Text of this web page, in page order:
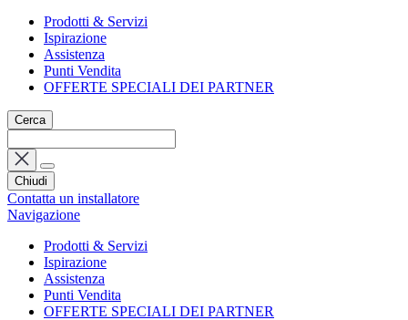
Prodotti & Servizi
Ispirazione
Assistenza
Punti Vendita
OFFERTE SPECIALI DEI PARTNER
Cerca
Chiudi
Contatta un installatore
Navigazione
Prodotti & Servizi
Ispirazione
Assistenza
Punti Vendita
OFFERTE SPECIALI DEI PARTNER